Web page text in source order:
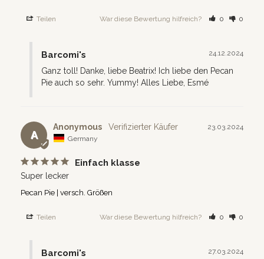
Teilen War diese Bewertung hilfreich? 0 0
24.12.2024
Barcomi's
Ganz toll! Danke, liebe Beatrix! Ich liebe den Pecan
Pie auch so sehr. Yummy! Alles Liebe, Esmé
A
23.03.2024
Anonymous
Germany
Einfach klasse
Super lecker
Pecan Pie | versch. Größen
Teilen War diese Bewertung hilfreich? 0 0
27.03.2024
Barcomi's